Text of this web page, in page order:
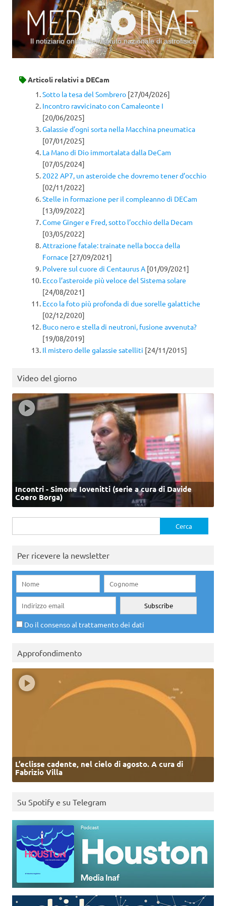
Il notiziario online dell’Istituto nazionale di astrofisica
Articoli relativi a DECam
Sotto la tesa del Sombrero [27/04/2026]
Incontro ravvicinato con Camaleonte I
[20/06/2025]
Galassie d’ogni sorta nella Macchina pneumatica
[07/01/2025]
La Mano di Dio immortalata dalla DeCam
[07/05/2024]
2022 AP7, un asteroide che dovremo tener d’occhio
[02/11/2022]
Stelle in formazione per il compleanno di DECam
[13/09/2022]
Come Ginger e Fred, sotto l’occhio della Decam
[03/05/2022]
Attrazione fatale: trainate nella bocca della
Fornace [27/09/2021]
Polvere sul cuore di Centaurus A [01/09/2021]
Ecco l’asteroide più veloce del Sistema solare
[24/08/2021]
Ecco la foto più profonda di due sorelle galattiche
[02/12/2020]
Buco nero e stella di neutroni, fusione avvenuta?
[19/08/2019]
Il mistero delle galassie satelliti [24/11/2015]
Video del giorno
Incontri - Simone Iovenitti (serie a cura di Davide
Coero Borga)
per:
Per ricevere la newsletter
Do il consenso al trattamento dei dati
Approfondimento
L’eclisse cadente, nel cielo di agosto. A cura di
Fabrizio Villa
Su Spotify e su Telegram